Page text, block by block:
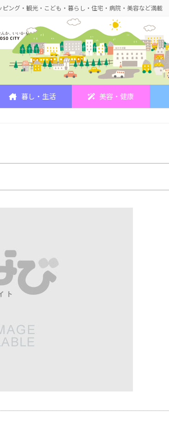
ング・観光・こども・暮らし・住宅・病院・美容など満載
暮し・生活 美容・健康